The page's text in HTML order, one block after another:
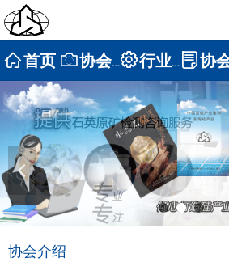
ꀇ首页 ꄒ协会介绍 ꂉ行业展示 ꂓ协会新
协会介绍
넳